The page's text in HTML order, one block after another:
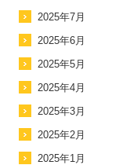
2025年7月
2025年6月
2025年5月
2025年4月
2025年3月
2025年2月
2025年1月